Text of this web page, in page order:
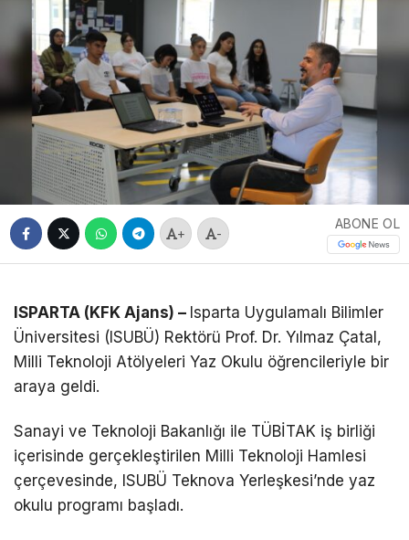
+ -
ABONE OL
ISPARTA (KFK Ajans) – Isparta Uygulamalı Bilimler
Üniversitesi (ISUBÜ) Rektörü Prof. Dr. Yılmaz Çatal,
Milli Teknoloji Atölyeleri Yaz Okulu öğrencileriyle bir
araya geldi.
Sanayi ve Teknoloji Bakanlığı ile TÜBİTAK iş birliği
içerisinde gerçekleştirilen Milli Teknoloji Hamlesi
çerçevesinde, ISUBÜ Teknova Yerleşkesi’nde yaz
okulu programı başladı.